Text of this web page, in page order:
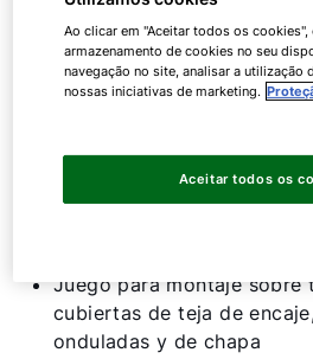
TopSon
Con diversos juegos
Juego para montaje sobre
cubiertas de teja de
onduladas y de chapa
Ao clicar em "Aceitar todos os
armazenamento de cookies no seu
navegação no site, analisar a utilização
nossas iniciativas de marketing.
Aceitar todos os